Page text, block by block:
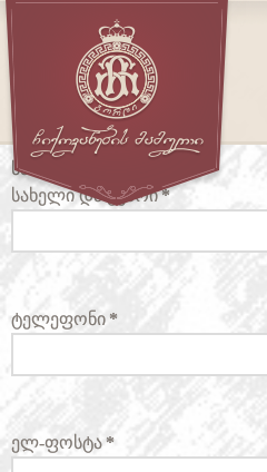
სასტუმროს დაჯავშნა
სახელი და გვარი*
ტელეფონი*
ელ-ფოსტა*